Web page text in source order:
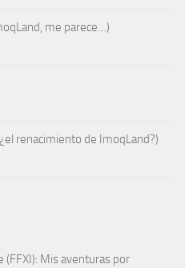
me parece…)
renacimiento de ImoqLand?)
(FFXI): Mis aventuras por